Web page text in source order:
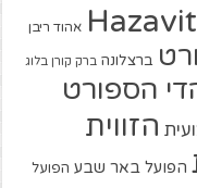
Hazavit אהוד ריבן
ברצלונה ברק קורן בלוג
הספורט
הזווית
הפועל באר שבע הפועל